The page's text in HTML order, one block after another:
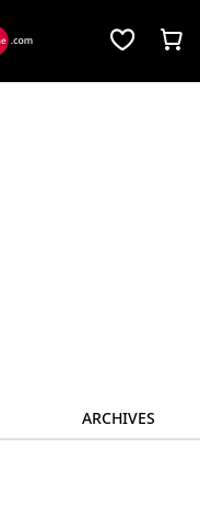
ARCHIVES